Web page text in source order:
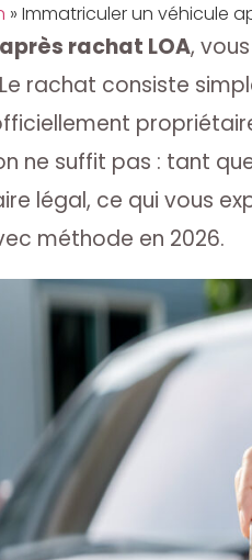
» Immatriculer un véhicule
rachat LOA,
rachat consiste
ne suffit pas : tant
légal, ce qui vous
méthode en 2026.